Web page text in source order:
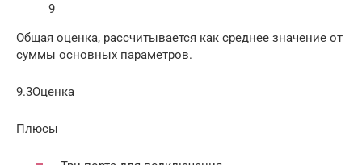
9
Общая оценка, рассчитывается как среднее значение от
суммы основных параметров.
9.3Оценка
Плюсы